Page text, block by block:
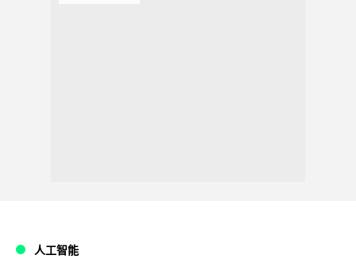
人工智能